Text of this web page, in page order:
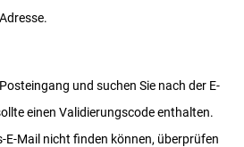
und suchen Sie nach der E-
einen Validierungscode enthalten.
E-Mail nicht finden können, überprüfen